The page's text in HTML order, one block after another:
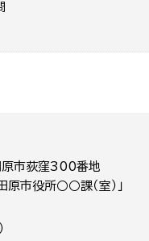
市荻窪300番地
市役所○○課（室）」